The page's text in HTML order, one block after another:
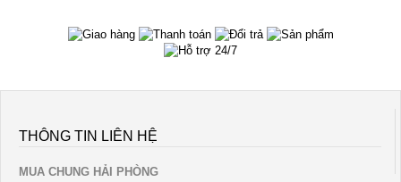
THÔNG TIN LIÊN HỆ
MUA CHUNG HẢI PHÒNG